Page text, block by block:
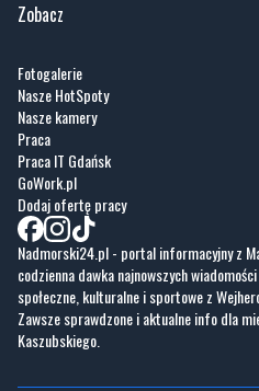
Zobacz
Fotogalerie
Nasze HotSpoty
Nasze kamery
Praca
Praca IT Gdańsk
GoWork.pl
Dodaj ofertę pracy
Nadmorski24.pl - portal informacyjny z
codzienna dawka najnowszych
społeczne, kulturalne i sportowe z
Zawsze sprawdzone i aktualne info dla
Kaszubskiego.